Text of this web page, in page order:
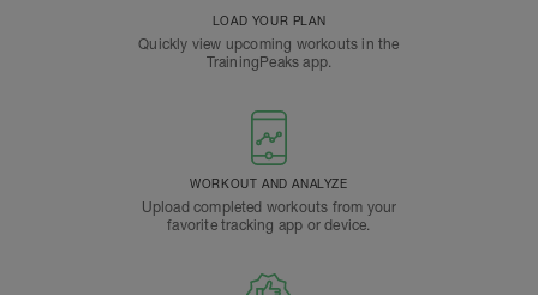
LOAD YOUR PLAN
Quickly view upcoming workouts in the
TrainingPeaks app.
WORKOUT AND ANALYZE
Upload completed workouts from your
favorite tracking app or device.